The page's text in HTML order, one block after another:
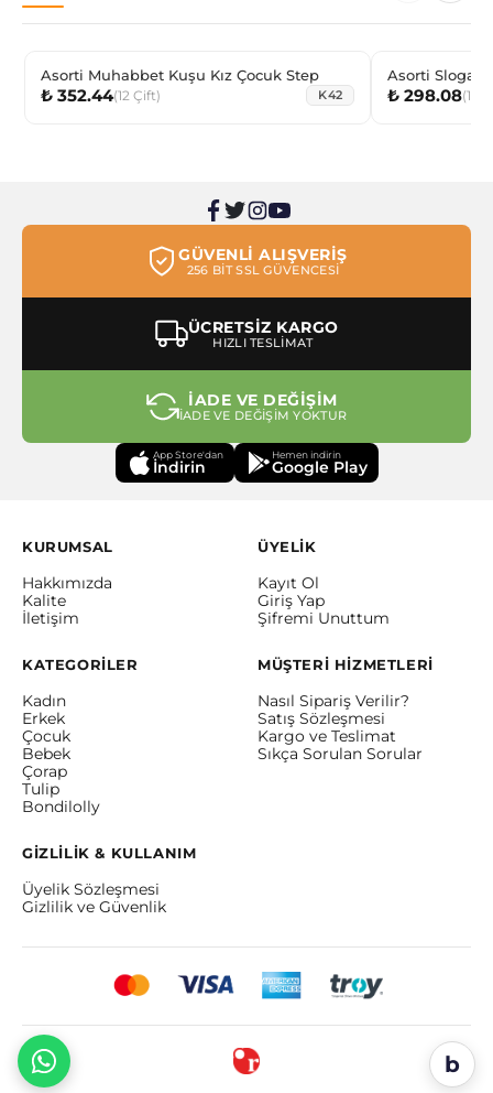
Asorti Muhabbet Kuşu Kız Çocuk Step
₺ 352.44(12 Çift) K42
Asorti Slogan
₺ 298.08(12
GÜVENLİ ALIŞVERİŞ
256 BİT SSL GÜVENCESİ
ÜCRETSİZ KARGO
HIZLI TESLİMAT
İADE VE DEĞİŞİM
İADE VE DEĞİŞİM YOKTUR
App Store'dan
İndirin
Hemen indirin
Google Play
KURUMSAL
Hakkımızda
Kalite
İletişim
ÜYELİK
Kayıt Ol
Giriş Yap
Şifremi Unuttum
KATEGORİLER
Kadın
Erkek
Çocuk
Bebek
Çorap
Tulip
Bondilolly
MÜŞTERİ HİZMETLERİ
Nasıl Sipariş Verilir?
Satış Sözleşmesi
Kargo ve Teslimat
Sıkça Sorulan Sorular
GİZLİLİK & KULLANIM
Üyelik Sözleşmesi
Gizlilik ve Güvenlik
b